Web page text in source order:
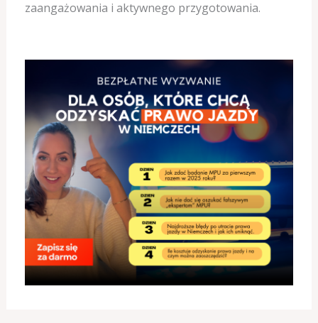
zaangażowania i aktywnego przygotowania.